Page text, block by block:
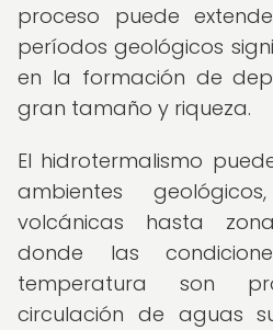
proceso puede
períodos geológicos
en la formación de
gran tamaño y riqueza.
El hidrotermalismo
ambientes
volcánicas hasta
donde las
temperatura son
circulación de aguas